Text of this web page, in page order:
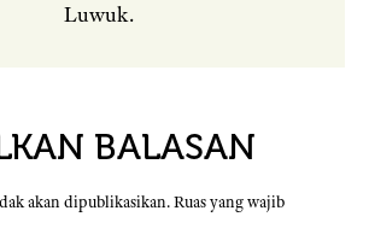
Luwuk.
BALASAN
akan dipublikasikan.Ruas yang wajib